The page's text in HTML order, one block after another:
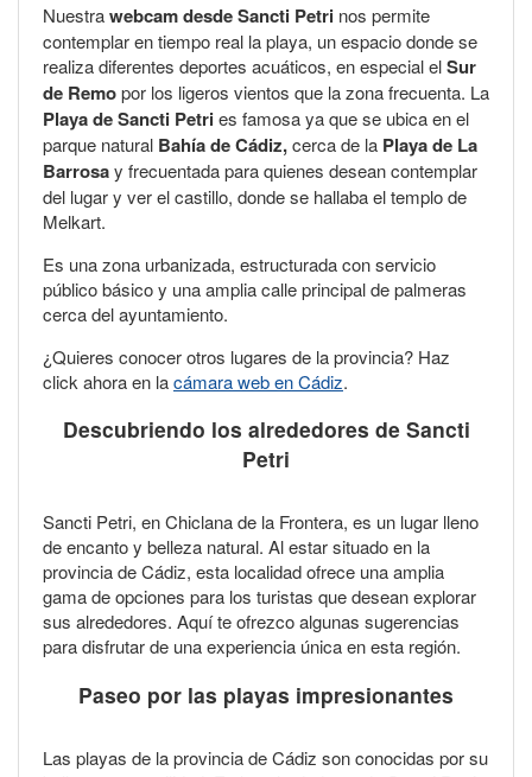
Nuestrawebcam desde Sancti Petri nos permite
contemplar en tiempo real la playa, un espacio donde se
realiza diferentes deportes acuáticos, en especial elSur
de Remopor los ligeros vientos que la zona frecuenta. La
Playa de Sancti Petries famosa ya que se ubica en el
parque natural Bahía de Cádiz,cerca de la Playa de La
Barrosay frecuentada para quienes desean contemplar
del lugar y ver el castillo, donde se hallaba el templo de
Melkart.
Es una zona urbanizada, estructurada con servicio
público básico y una amplia calle principal de palmeras
cerca del ayuntamiento.
¿Quieres conocer otros lugares de la provincia? Haz
click ahora en lacámara web en Cádiz.
Descubriendo los alrededores de Sancti
Petri
Sancti Petri, en Chiclana de la Frontera, es un lugar lleno
de encanto y belleza natural. Al estar situado en la
provincia de Cádiz, esta localidad ofrece una amplia
gama de opciones para los turistas que desean explorar
sus alrededores. Aquí te ofrezco algunas sugerencias
para disfrutar de una experiencia única en esta región.
Paseo por las playas impresionantes
Las playas de la provincia de Cádiz son conocidas por su